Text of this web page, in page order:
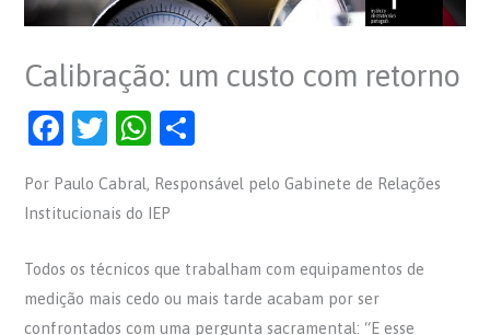
Calibração: um custo com retorno
F
c
e
b
o
T
itt
er
W
at
s
A
p
ar
Por Paulo Cabral, Responsável pelo Gabinete de Relações
Institucionais do IEP
Todos os técnicos que trabalham com equipamentos de
medição mais cedo ou mais tarde acabam por ser
confrontados com uma pergunta sacramental: “E esse